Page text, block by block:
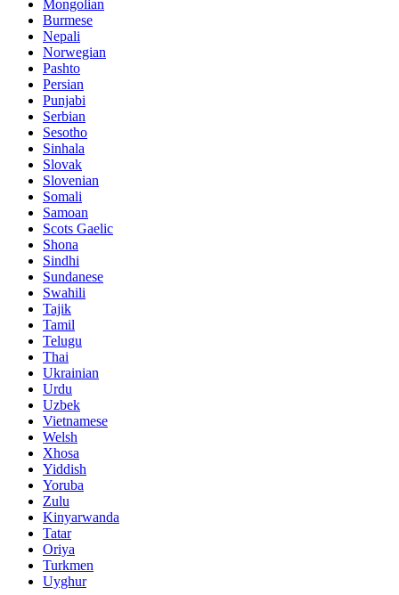
Mongolian
Burmese
Nepali
Norwegian
Pashto
Persian
Punjabi
Serbian
Sesotho
Sinhala
Slovak
Slovenian
Somali
Samoan
Scots Gaelic
Shona
Sindhi
Sundanese
Swahili
Tajik
Tamil
Telugu
Thai
Ukrainian
Urdu
Uzbek
Vietnamese
Welsh
Xhosa
Yiddish
Yoruba
Zulu
Kinyarwanda
Tatar
Oriya
Turkmen
Uyghur